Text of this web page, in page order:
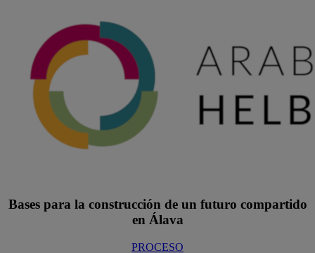
Bases para la construcción de un futuro compartido
en Álava
PROCESO